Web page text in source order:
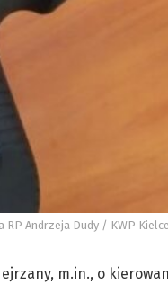
Andrzeja Dudy / KWP Kielce
m.in., o